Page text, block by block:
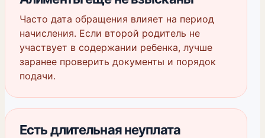
Часто дата обращения влияет на период
начисления. Если второй родитель не
участвует в содержании ребенка, лучше
заранее проверить документы и порядок
подачи.
Есть длительная неуплата